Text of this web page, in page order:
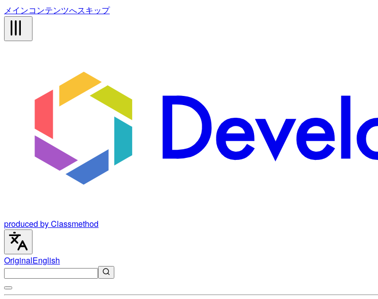
メインコンテンツへスキップ
produced by Classmethod
OriginalEnglish